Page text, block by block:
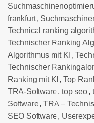
frankfurt,
Technical ranking
Technischer Ranking
Algorithmus mit KI ,
Technischer
Ranking mit KI , Top
TRA-Software, top seo,
Software, TRA –
SEO Software,